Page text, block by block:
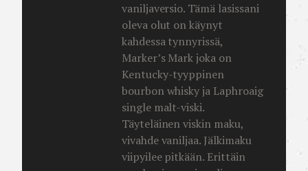
vaniljaversio. Tämä lasissani
oleva olut on käynyt
kahdessa tynnyrissä,
Marker’s Mark joka on
Kentucky-tyyppinen
bourbon whisky ja Laphroaig
single malt-viski.
Täyteläinen viskin maku,
vivahde vaniljaa. Jälkimaku
viipyilee pitkään. Erittäin